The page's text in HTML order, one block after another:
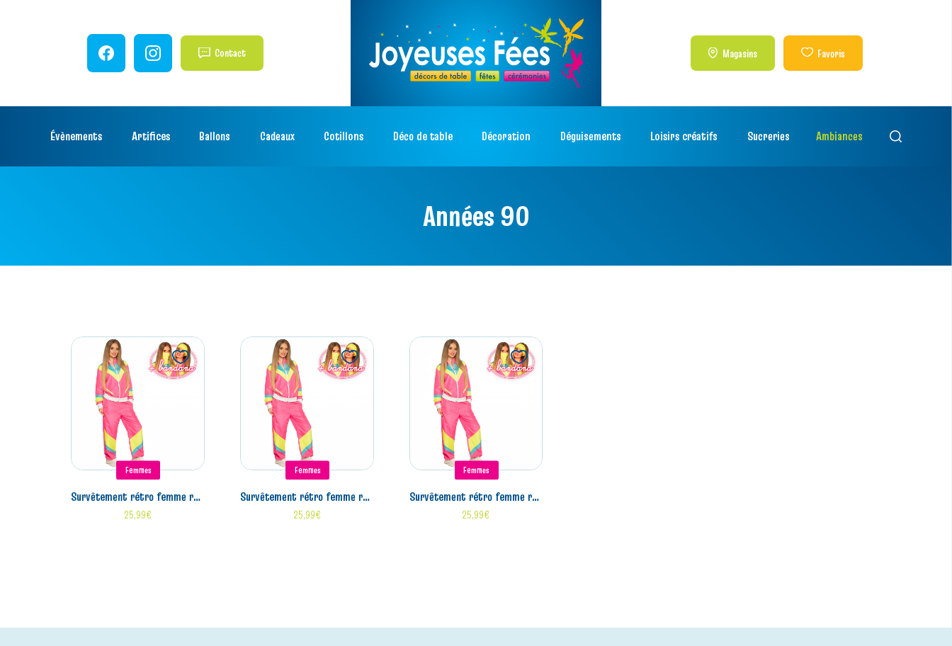
Contact Magasins Favoris
Évènements Artifices Ballons Cadeaux Cotillons Déco de table Décoration Déguisements Loisirs créatifs Sucreries Ambiances
Années 90
Femmes
survêtement rétro femme rose fluo (xl)
25,99€
Femmes
survêtement rétro femme rose fluo (l)
25,99€
Femmes
survêtement rétro femme rose fluo (m)
25,99€